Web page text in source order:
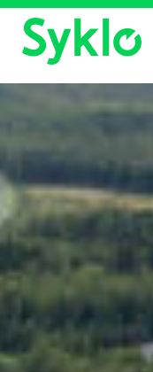
SERVICES